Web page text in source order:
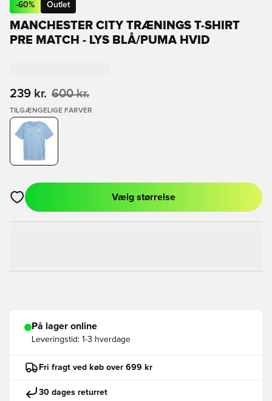
-60% Outlet
MANCHESTER CITY TRÆNINGS T-SHIRT
PRE MATCH - LYS BLÅ/PUMA HVID
239 kr. 600 kr.
TILGÆNGELIGE FARVER
Åbner en Modal til at logge ind eller tilmelde dig som medlem
Vælg størrelse
På lager online
Leveringstid: 1-3 hverdage
Fri fragt ved køb over 699 kr
30 dages returret